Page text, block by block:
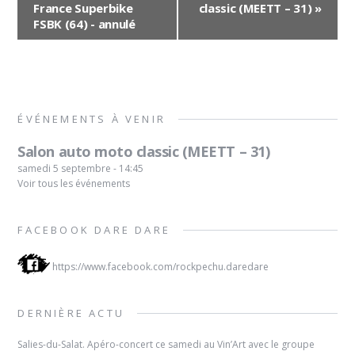
i
t
i
o
n
d
l
'
é
é
n
France Superbike
FSBK (64) - annulé
classic (MEETT – 31) »
ÉVÉNEMENTS À VENIR
Salon auto moto classic (MEETT – 31)
samedi 5 septembre - 14:45
Voir tous les événements
FACEBOOK DARE DARE
https://www.facebook.com/rockpechu.daredare
DERNIÈRE ACTU
Salies-du-Salat. Apéro-concert ce samedi au Vin’Art avec le groupe